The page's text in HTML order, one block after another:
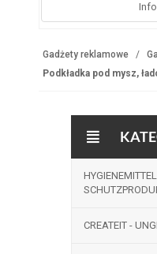
Gadżety reklamowe
Podkładka pod mysz,
CREATEIT -